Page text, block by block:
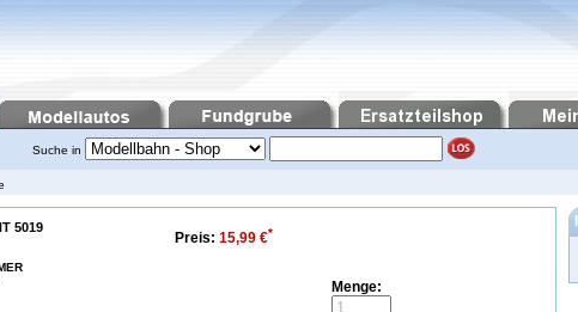
Suche in
5019
Preis: 15,99 €*
Menge: